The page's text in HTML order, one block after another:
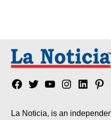
Facebook
TwitterYouTubeInstagram
Linkedin
La Noticia, is an